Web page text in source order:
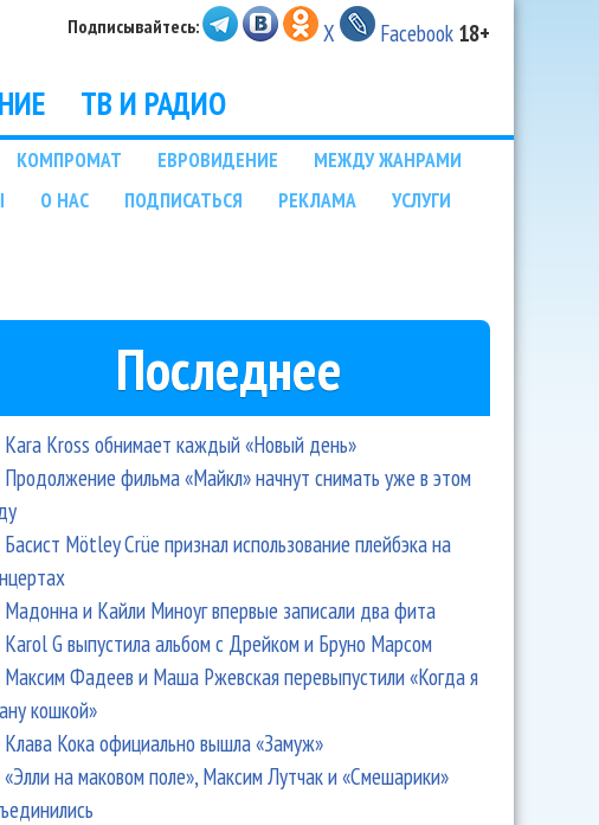
Подписывайтесь: X Facebook 18+
ТВ И РАДИО
КОМПРОМАТ ЕВРОВИДЕНИЕ
МЕЖДУ ЖАНРАМИ
О НАС ПОДПИСАТЬСЯ РЕКЛАМА
УСЛУГИ
Последнее
Kara Kross обнимает каждый «Новый день»
Продолжение фильма «Майкл» начнут снимать уже в этом
Басист Mötley Crüe признал использование плейбэка на
Мадонна и Кайли Миноуг впервые записали два фита
Karol G выпустила альбом с Дрейком и Бруно Марсом
Максим Фадеев и Маша Ржевская перевыпустили «Когда я
кошкой»
Клава Кока официально вышла «Замуж»
«Элли на маковом поле», Максим Лутчак и «Смешарики»